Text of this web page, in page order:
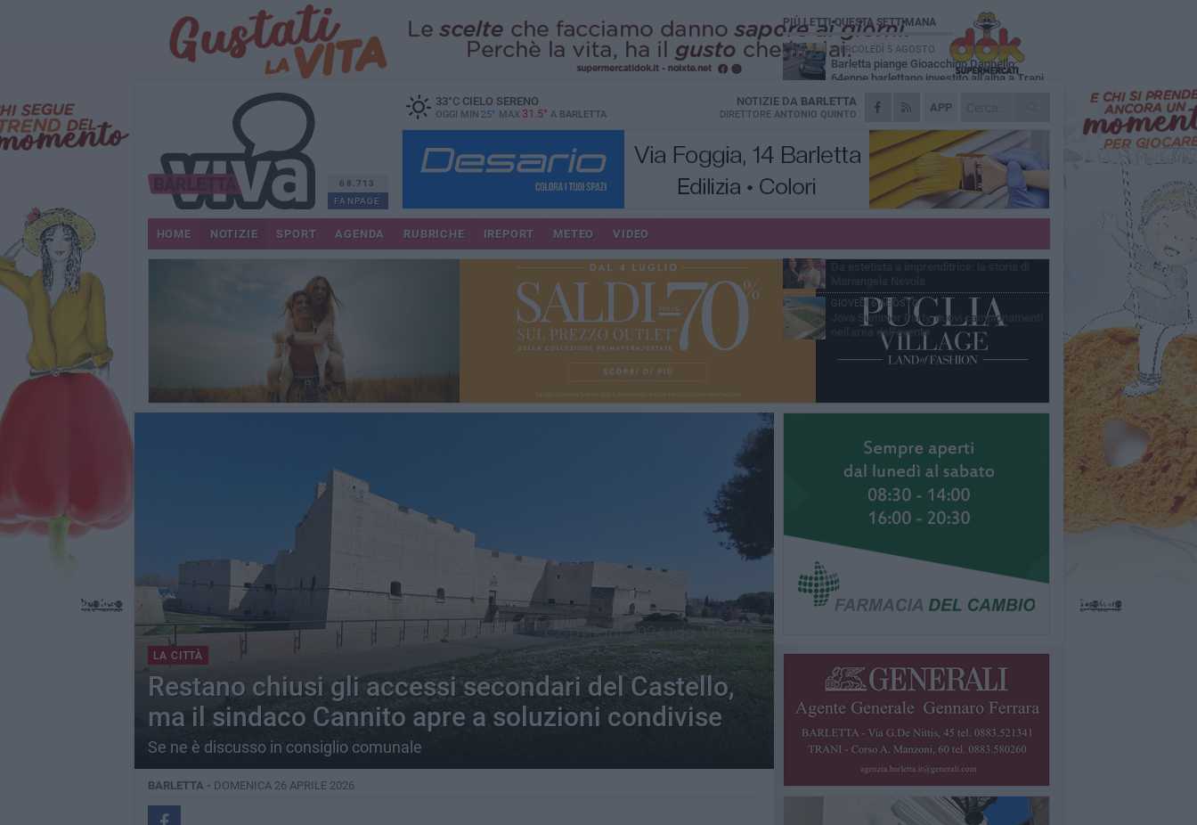
68.713
FANPAGE
33°CCIELO SERENO
OGGI MIN 25° MAX 31.5° A BARLETTA
APP
NOTIZIE DA BARLETTA
DIRETTORE ANTONIO QUINTO
HOME NOTIZIE SPORT AGENDA RUBRICHE IREPORT METEO VIDEO
LA CITTÀ
Restano chiusi gli accessi secondari del Castello,
ma il sindaco Cannito apre a soluzioni condivise
Se ne è discusso in consiglio comunale
BARLETTA - DOMENICA 26 APRILE 2026
PIÙ LETTI QUESTA SETTIMANA
MERCOLEDÌ 5 AGOSTO
Barletta piange Gioacchino Dagnello:
64enne barlettano investito all'alba a Trani
GIOVEDÌ 6 AGOSTO
Il ricordo di "Cecco", il benzinaio col
sorriso: «Contava i giorni che lo
separavano dalla pensione»
VENERDÌ 7 AGOSTO
Incidente sulla 16 bis a Barletta, traffico
bloccato verso Bari
MERCOLEDÌ 5 AGOSTO
Jova Summer Party, giovedì mattina
VENERDÌ 7 AGOSTO
GIOVEDÌ 6 AGOSTO
Jova Summer Party, nuovi campionamenti
nell'area dell'evento